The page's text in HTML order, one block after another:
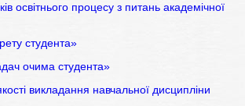
освітнього процесу з питань академічної
студента»
очима студента»
викладання навчальної дисципліни